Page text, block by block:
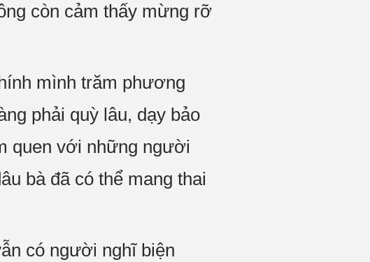
còn cảm thấy mừng rỡ
mình trăm phương
phải quỳ lâu, dạy bảo
quen với những người
bà đã có thể mang thai
có người nghĩ biện